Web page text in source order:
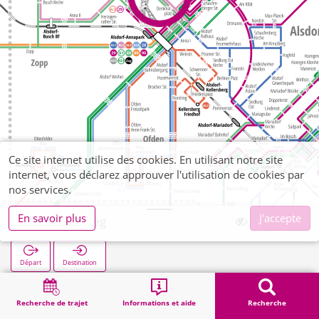
Recherche de trajet Informations et aide Recherche
Übacher Weg
Départ Destination
Démarrage Recherche
Ce site internet utilise des cookies. En utilisant notre site
internet, vous déclarez approuver l'utilisation de cookies par
nos services.
En savoir plus
J'accepte